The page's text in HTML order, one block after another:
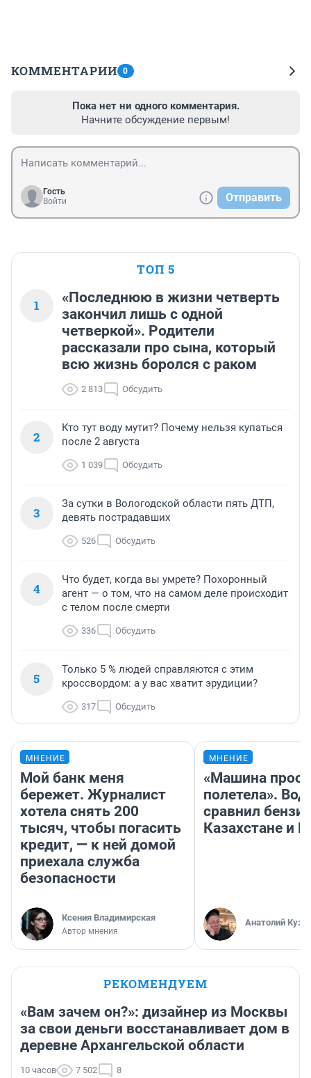
КОММЕНТАРИИ 0
Пока нет ни одного комментария.
Начните обсуждение первым!
Гость
Войти
Отправить
ТОП 5
1
«Последнюю в жизни четверть
закончил лишь с одной
четверкой». Родители
рассказали про сына, который
всю жизнь боролся с раком
2 813 Обсудить
2
Кто тут воду мутит? Почему нельзя купаться
после 2 августа
1 039 Обсудить
3
За сутки в Вологодской области пять ДТП,
девять пострадавших
526 Обсудить
4
Что будет, когда вы умрете? Похоронный
агент — о том, что на самом деле происходит
с телом после смерти
336 Обсудить
5
Только 5 % людей справляются с этим
кроссвордом: а у вас хватит эрудиции?
317 Обсудить
МНЕНИЕ
Мой банк меня
бережет. Журналист
хотела снять 200
тысяч, чтобы погасить
кредит, — к ней домой
приехала служба
безопасности
Ксения Владимирская
Автор мнения
МНЕНИЕ
«Машина
полетела».
сравнил
Казахстане и
Анатолий
РЕКОМЕНДУЕМ
«Вам зачем он?»: дизайнер из Москвы
за свои деньги восстанавливает дом в
деревне Архангельской области
10 часов 7 502 8